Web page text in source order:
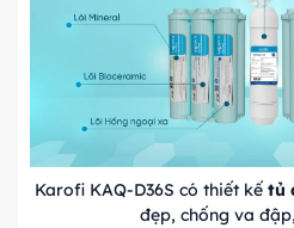
Karofi KAQ-D36S có thiết kế tủ
đẹp, chống va